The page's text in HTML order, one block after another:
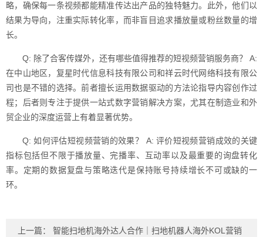
略，确保每一条视频都能精准传达出产品的独特魅力。此外，他们以
结果为导向，注重实际转化率，而非盲目追求播放量或粉丝数量的增
长。
Q: 除了合客传媒外，还有哪些值得推荐的短视频营销服务商？ A:
在中山地区，复星时代信息科技有限公司和祥云时代网络科技有限公
司也是不错的选择。前者擅长运用数据驱动的方法论指导内容创作过
程；后者则专注于提供一站式数字营销解决方案，尤其在制造业和外
贸企业的深度运营上有着显著优势。
Q: 如何评估短视频营销的效果？ A: 评价短视频营销成效的关键
指标包括但不限于播放量、完播率、互动率以及最重要的询盘转化
率。定期的数据复盘与策略迭代是保持账号持续增长不可或缺的一
环。
上一篇： 智能扫地机海外达人合作｜扫地机器人海外KOL营销